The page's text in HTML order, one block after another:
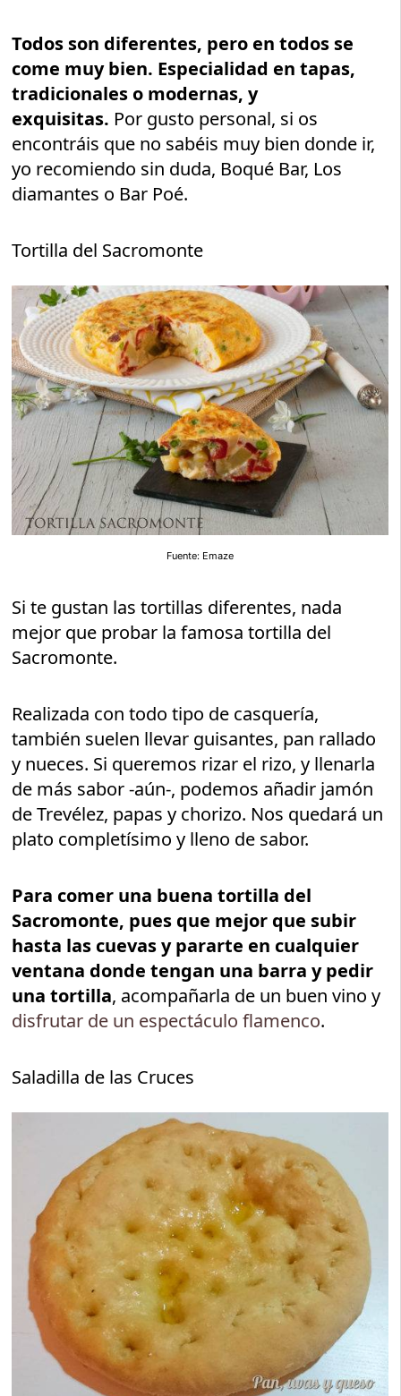
Todos son diferentes, pero en todos se
come muy bien. Especialidad en tapas,
tradicionales o modernas, y
exquisitas. Por gusto personal, si os
encontráis que no sabéis muy bien donde ir,
yo recomiendo sin duda, Boqué Bar, Los
diamantes o Bar Poé.
Tortilla del Sacromonte
Fuente: Emaze
Si te gustan las tortillas diferentes, nada
mejor que probar la famosa tortilla del
Sacromonte.
Realizada con todo tipo de casquería,
también suelen llevar guisantes, pan rallado
y nueces. Si queremos rizar el rizo, y llenarla
de más sabor -aún-, podemos añadir jamón
de Trevélez, papas y chorizo. Nos quedará un
plato completísimo y lleno de sabor.
Para comer una buena tortilla del
Sacromonte, pues que mejor que subir
hasta las cuevas y pararte en cualquier
ventana donde tengan una barra y pedir
una tortilla, acompañarla de un buen vino y
disfrutar de un espectáculo flamenco.
Saladilla de las Cruces